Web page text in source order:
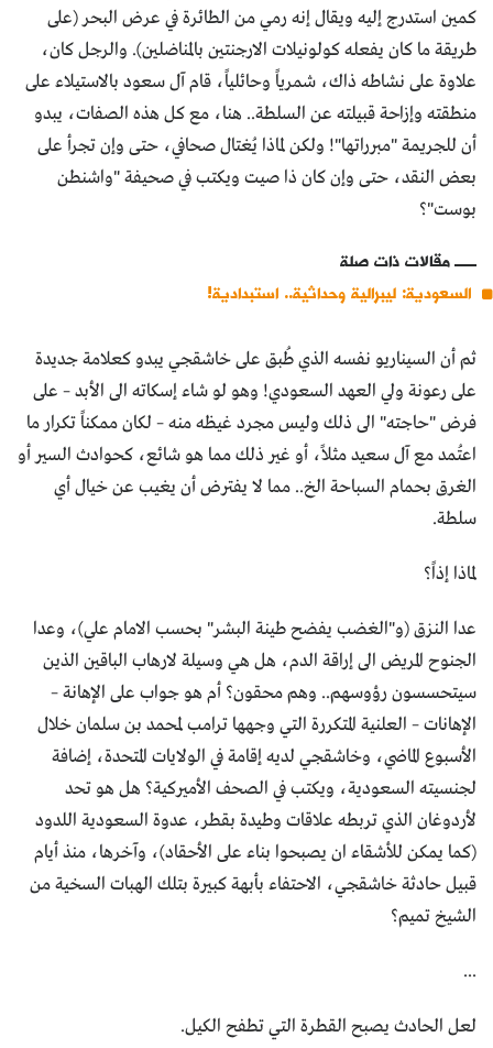
كمين استدرج إليه ويقال إنه رمي من الطائرة في عرض البحر (على
طريقة ما كان يفعله كولونيلات الارجنتين بالمناضلين). والرجل كان،
علاوة على نشاطه ذاك، شمرياً وحائلياً، قام آل سعود بالاستيلاء على
منطقته وإزاحة قبيلته عن السلطة.. هنا، مع كل هذه الصفات، يبدو
أن للجريمة "مبرراتها"! ولكن لماذا يُغتال صحافي، حتى وإن تجرأ على
بعض النقد، حتى وإن كان ذا صيت ويكتب في صحيفة "واشنطن
بوست"؟
مقالات ذات صلة
السعودية: ليبرالية وحداثية.. استبدادية!
ثم أن السيناريو نفسه الذي طُبق على خاشقجي يبدو كعلامة جديدة
على رعونة ولي العهد السعودي! وهو لو شاء إسكاته الى الأبد – على
فرض "حاجته" الى ذلك وليس مجرد غيظه منه – لكان ممكناً تكرار ما
اعتُمد مع آل سعيد مثلاً، أو غير ذلك مما هو شائع، كحوادث السير أو
الغرق بحمام السباحة الخ.. مما لا يفترض أن يغيب عن خيال أي
سلطة.
لماذا إذاً؟
عدا النزق (و"الغضب يفضح طينة البشر" بحسب الامام علي)، وعدا
الجنوح المريض الى إراقة الدم، هل هي وسيلة لارهاب الباقين الذين
سيتحسسون رؤوسهم.. وهم محقون؟ أم هو جواب على الإهانة –
الإهانات – العلنية المتكررة التي وجهها ترامب لمحمد بن سلمان خلال
الأسبوع الماضي، وخاشقجي لديه إقامة في الولايات المتحدة، إضافة
لجنسيته السعودية، ويكتب في الصحف الأميركية؟ هل هو تحد
لأردوغان الذي تربطه علاقات وطيدة بقطر، عدوة السعودية اللدود
(كما يمكن للأشقاء ان يصبحوا بناء على الأحقاد)، وآخرها، منذ أيام
قبيل حادثة خاشقجي، الاحتفاء بأبهة كبيرة بتلك الهبات السخية من
الشيخ تميم؟
...
لعل الحادث يصبح القطرة التي تطفح الكيل.